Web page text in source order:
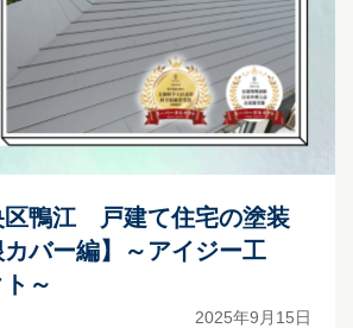
区鴨江 戸建て住宅の塗装
バー編】～アイジー工
～
2025年9月15日